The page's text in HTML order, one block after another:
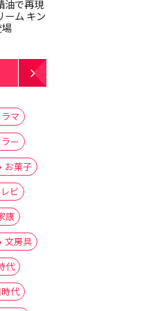
油で再現
ーム キン
マ
ー
お菓子
ビ
康
文房具
代
代